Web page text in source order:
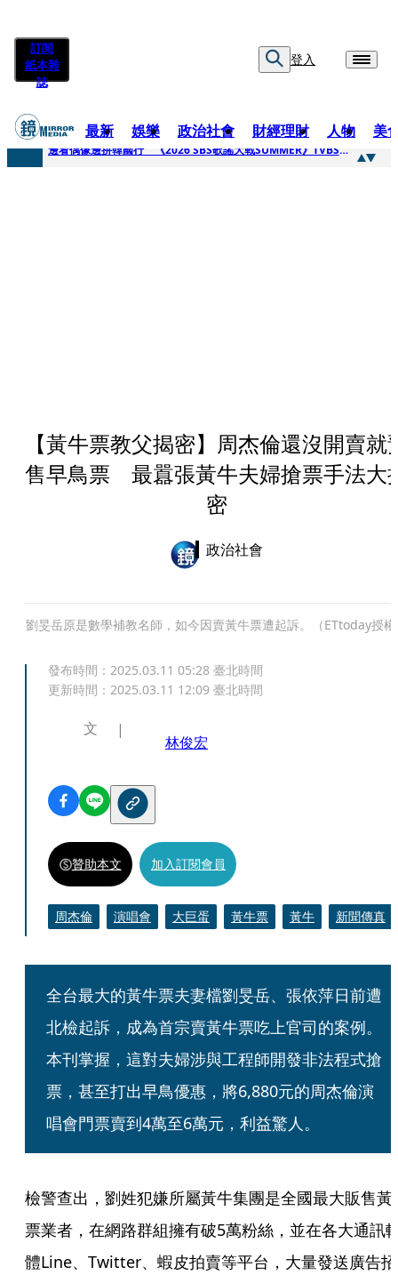
訂閱
紙本雜
誌
登入
最新 娛樂 政治社會 財經理財 人物 美
快訊
邊看偶像邊拚韓國行 《2026 SBS歌謠大戰SUMMER》TVBS直播祭追星福利
【黃牛票教父揭密】周杰倫還沒開賣就
售早鳥票 最囂張黃牛夫婦搶票手法大
密
政治社會
劉旻岳原是數學補教名師，如今因賣黃牛票遭起訴。（ETtoday授
發布時間： 2025.03.11 05:28 臺北時間
更新時間： 2025.03.11 12:09 臺北時間
文
林俊宏
贊助本文 加入訂閱會員
周杰倫 演唱會 大巨蛋 黃牛票 黃牛 新聞傳真
全台最大的黃牛票夫妻檔劉旻岳、張依萍日前遭
北檢起訴，成為首宗賣黃牛票吃上官司的案例。
本刊掌握，這對夫婦涉與工程師開發非法程式搶
票，甚至打出早鳥優惠，將6,880元的周杰倫演
唱會門票賣到4萬至6萬元，利益驚人。
檢警查出，劉姓犯嫌所屬黃牛集團是全國最大販售黃
票業者，在網路群組擁有破5萬粉絲，並在各大通訊
體Line、Twitter、蝦皮拍賣等平台，大量發送廣告招